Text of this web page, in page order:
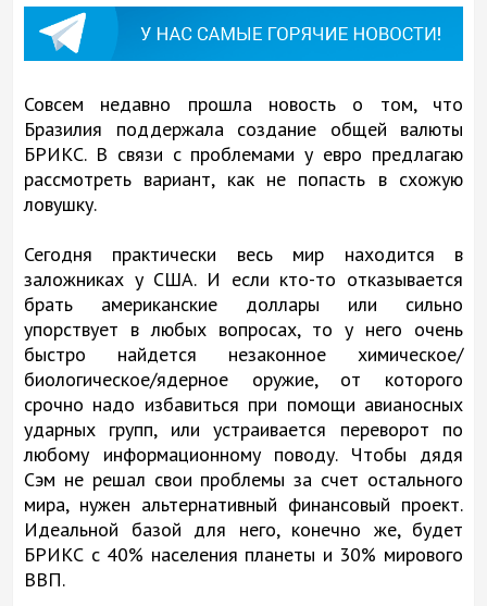
Совсем недавно прошла новость о том, что
Бразилия поддержала создание общей валюты
БРИКС. В связи с проблемами у евро предлагаю
рассмотреть вариант, как не попасть в схожую
ловушку.
Сегодня практически весь мир находится в
заложниках у США. И если кто-то отказывается
брать американские доллары или сильно
упорствует в любых вопросах, то у него очень
быстро найдется незаконное химическое/
биологическое/ядерное оружие, от которого
срочно надо избавиться при помощи авианосных
ударных групп, или устраивается переворот по
любому информационному поводу. Чтобы дядя
Сэм не решал свои проблемы за счет остального
мира, нужен альтернативный финансовый проект.
Идеальной базой для него, конечно же, будет
БРИКС с 40% населения планеты и 30% мирового
ВВП.